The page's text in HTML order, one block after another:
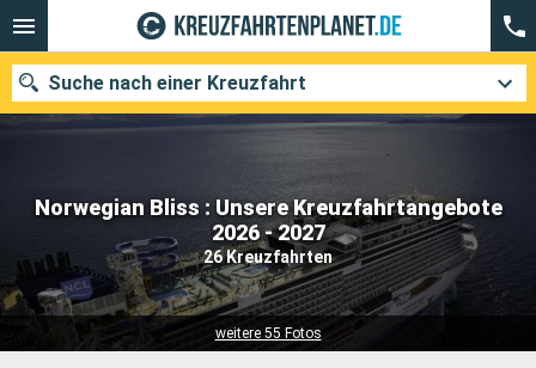
Norwegian Bliss : Unsere Kreuzfahrtangebote
2026 - 2027
26 Kreuzfahrten
weitere 55 Fotos
Suche nach einer Kreuzfahrt
Unsere Ziele
Abfahrtsmonat
Häfen